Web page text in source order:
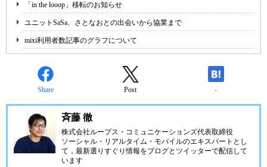
「in the looop」移転のお知らせ
ユニットSaSa、さとなおとの出会いから協業まで
mixi利用者数記事のグラフについて
Share Post -
斉藤 徹
株式会社ループス・コミュニケーションズ代表取締役
ソーシャル・リアルタイム・モバイルのエキスパートとし
て，最新選りすぐり情報をブログとツイッターで配信して
います